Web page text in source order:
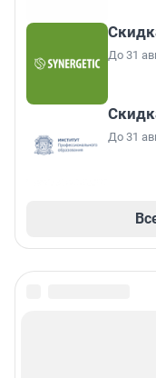
До 31
До 31